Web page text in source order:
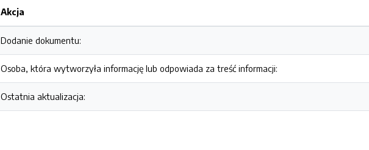
Akcja
Dodanie dokumentu:
Osoba, która wytworzyła informację lub odpowiada za treść informacji:
Ostatnia aktualizacja: